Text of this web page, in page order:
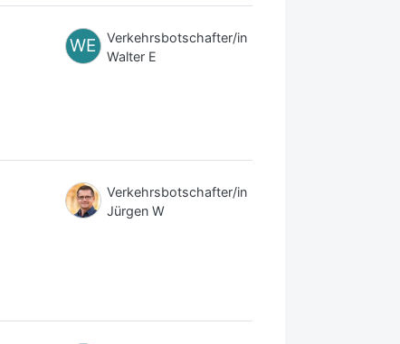
WE
Verkehrsbotschafter/in
Walter E
Verkehrsbotschafter/in
Jürgen W